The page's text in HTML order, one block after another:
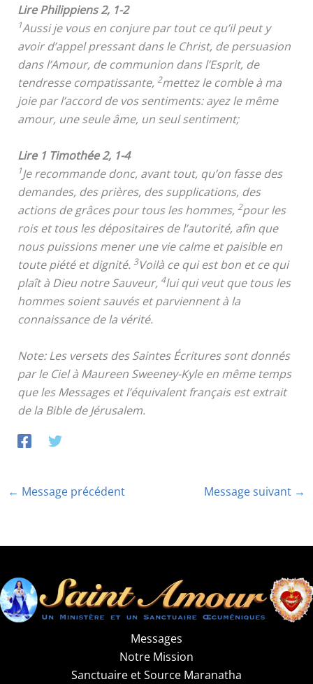
Lire Philippiens 2, 1-2
1Aussi je vous en conjure par tout ce qu’il peut y
avoir d’appel pressant dans le Christ, de persuasion
dans l’Amour, de communion dans l’Esprit, de
tendresse compatissante, 2mettez le comble à ma
joie par l’accord de vos sentiments: ayez le même
amour, une seule âme, un seul sentiment;
Lire 1 Timothée 2, 1-4
1Je recommande donc, avant tout, qu’on fasse des
demandes, des prières, des supplications, des
actions de grâces pour tous les hommes, 2pour les
rois et tous les dépositaires de l’autorité, afin que
nous puissions mener une vie calme et paisible en
toute piété et dignité. 3Voilà ce qui est bon et ce qui
plaît à Dieu notre Sauveur, 4lui qui veut que tous les
hommes soient sauvés et parviennent à la
connaissance de la vérité.
Note: Les versets des Saintes Écritures sont donnés
par le Ciel à Maureen Sweeney-Kyle en même temps
que les Messages et l’équivalent français est extrait
de la Bible de Jérusalem.
← Message précédent Message suivant →
Messages
Notre Mission
Sanctuaire et Source Maranatha